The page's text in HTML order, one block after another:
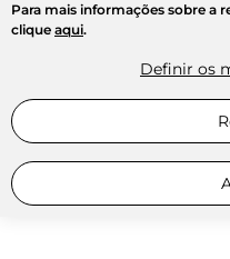
Para mais informações sobre a
clique aqui.
Definir os